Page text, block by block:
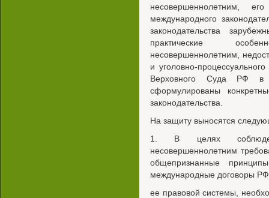
несовершеннолетним,
международного
законодательства
практические
несовершеннолетним,
и уголовно-
Верховного Суда РФ в
сформулированы
законодательства.
На защиту выносятся
1. В целях
несовершеннолетним
общепризнанные
международные договоры
ее правовой системы,